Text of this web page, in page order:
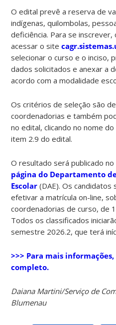
O edital prevê a reserva de
indígenas, quilombolas,
deficiência. Para se
acessar o site
selecionar o curso e o inciso,
dados solicitados e anexar a
acordo com a modalidade
Os critérios de seleção são
coordenadorias e também
no edital, clicando no nome
item 2.9 do edital.
O resultado será publicado no
página do Departamento
Escolar (DAE). Os
efetivar a matrícula on-line,
coordenadorias de curso, de
Todos os classificados
semestre 2026.2, que terá
>>> Para mais
completo.
Daiana Martini/Serviço de
Blumenau